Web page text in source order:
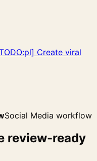
Create viral
Social Media workflow
review-ready